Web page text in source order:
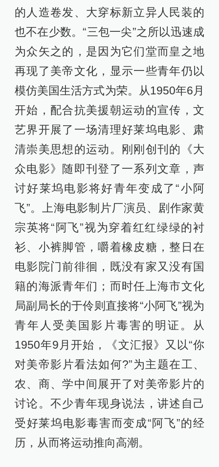
的人造卷发、大穿标新立异人民装的
也不在少数。“三包一尖”之所以迅速成
为众矢之的，是因为它们堂而皇之地
再现了美帝文化，显示一些青年仍以
模仿美国生活方式为荣。从1950年6月
开始，配合抗美援朝运动的宣传，文
艺界开展了一场清理好莱坞电影、肃
清崇美思想的运动。刚刚创刊的《大
众电影》随即刊登了一系列文章，声
讨好莱坞电影将好青年变成了“小阿
飞”。上海电影制片厂演员、剧作家黄
宗英将“阿飞”视为穿着红红绿绿的衬
衫、小裤脚管，嚼着橡皮糖，整日在
电影院门前徘徊，既没有家又没有国
籍的海派青年们；而时任上海市文化
局副局长的于伶则直接将“小阿飞”视为
青年人受美国影片毒害的明证。从
1950年9月开始，《文汇报》又以“你
对美帝影片看法如何?”为主题在工、
农、商、学中间展开了对美帝影片的
讨论。不少青年现身说法，讲述自己
受好莱坞电影毒害而变成“阿飞”的经
历，从而将运动推向高潮。